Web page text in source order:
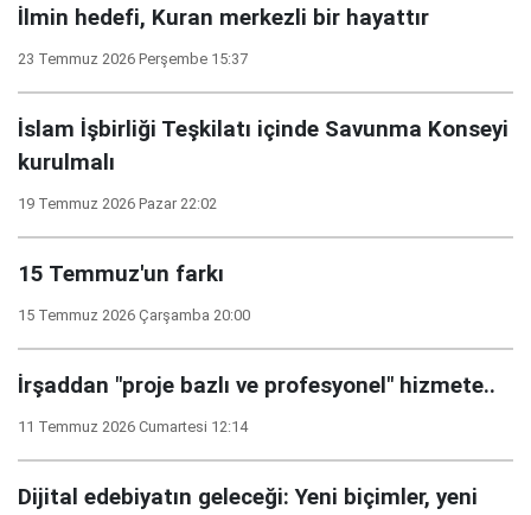
İlmin hedefi, Kuran merkezli bir hayattır
23 Temmuz 2026 Perşembe 15:37
İslam İşbirliği Teşkilatı içinde Savunma Konseyi
kurulmalı
19 Temmuz 2026 Pazar 22:02
15 Temmuz'un farkı
15 Temmuz 2026 Çarşamba 20:00
İrşaddan "proje bazlı ve profesyonel" hizmete..
11 Temmuz 2026 Cumartesi 12:14
Dijital edebiyatın geleceği: Yeni biçimler, yeni